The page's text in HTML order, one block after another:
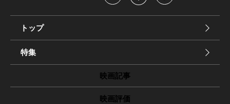
トップ
特集
映画記事
映画評価